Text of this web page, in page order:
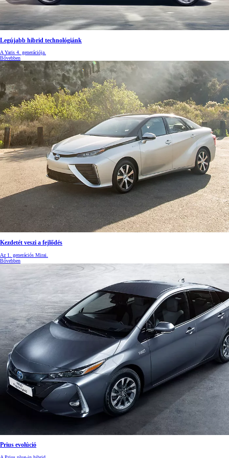
Legújabb hibrid technológiánk
A Yaris 4. generációja.
Bővebben
Kezdetét veszi a fejlődés
Az 1. generációs Mirai.
Bővebben
Prius evolúció